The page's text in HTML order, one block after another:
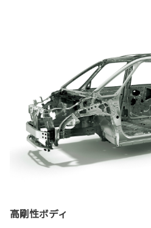
高剛性ボディ